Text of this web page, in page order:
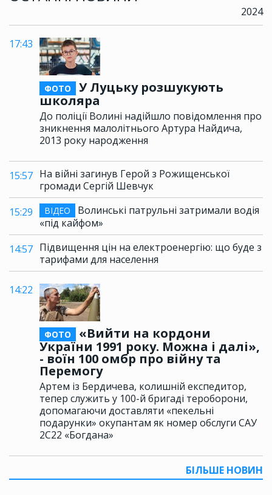
2024
17:43
ФОТО
У Луцьку розшукують
школяра
До поліції Волині надійшло повідомлення про
зникнення малолітнього Артура Найдича,
2013 року народження
15:57 На війні загинув Герой з Рожищенської
громади Сергій Шевчук
15:29
ВІДЕО
Волинські патрульні затримали водія
«під кайфом»
14:57 Підвищення цін на електроенергію: що буде з
тарифами для населення
14:22
ФОТО
«Вийти на кордони
України 1991 року. Можна і далі»,
- воїн 100 омбр про війну та
Перемогу
Артем із Бердичева, колишній експедитор,
тепер служить у 100-й бригаді тероборони,
допомагаючи доставляти «пекельні
подарунки» окупантам як номер обслуги САУ
2С22 «Богдана»
БІЛЬШЕ НОВИН